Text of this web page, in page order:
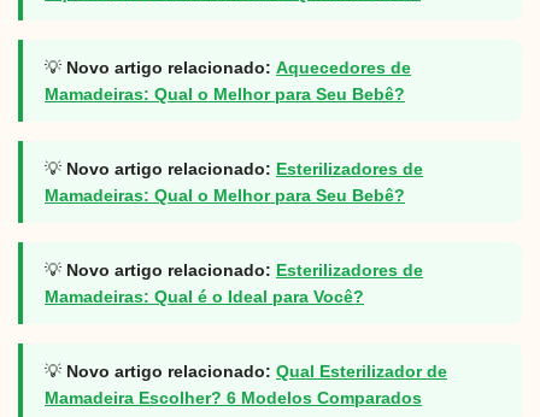
💡 Novo artigo relacionado: Aquecedores de
Mamadeiras: Qual o Melhor para Seu Bebê?
💡 Novo artigo relacionado: Esterilizadores de
Mamadeiras: Qual o Melhor para Seu Bebê?
💡 Novo artigo relacionado: Esterilizadores de
Mamadeiras: Qual é o Ideal para Você?
💡 Novo artigo relacionado: Qual Esterilizador de
Mamadeira Escolher? 6 Modelos Comparados